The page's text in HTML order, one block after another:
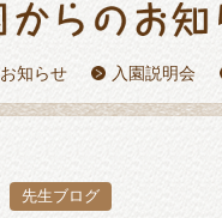
お知らせ 入園説明会
先生ブログ